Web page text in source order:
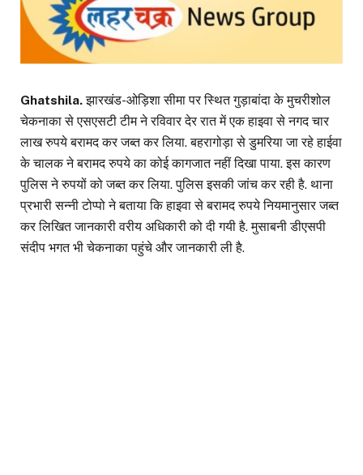
Ghatshila.झारखंड-ओड़िशा सीमा पर स्थित गुड़ाबांदा के मुचरीशोल
चेकनाका से एसएसटी टीम ने रविवार देर रात में एक हाइवा से नगद चार
लाख रुपये बरामद कर जब्त कर लिया. बहरागोड़ा से डुमरिया जा रहे हाईवा
के चालक ने बरामद रुपये का कोई कागजात नहीं दिखा पाया. इस कारण
पुलिस ने रुपयों को जब्त कर लिया. पुलिस इसकी जांच कर रही है. थाना
प्रभारी सन्नी टोप्पो ने बताया कि हाइवा से बरामद रुपये नियमानुसार जब्त
कर लिखित जानकारी वरीय अधिकारी को दी गयी है. मुसाबनी डीएसपी
संदीप भगत भी चेकनाका पहुंचे और जानकारी ली है.